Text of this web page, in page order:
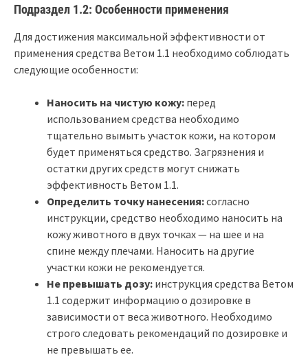
Подраздел 1.2: Особенности применения
Для достижения максимальной эффективности от
применения средства Ветом 1.1 необходимо соблюдать
следующие особенности:
Наносить на чистую кожу: перед
использованием средства необходимо
тщательно вымыть участок кожи, на котором
будет применяться средство. Загрязнения и
остатки других средств могут снижать
эффективность Ветом 1.1.
Определить точку нанесения:согласно
инструкции, средство необходимо наносить на
кожу животного в двух точках — на шее и на
спине между плечами. Наносить на другие
участки кожи не рекомендуется.
Не превышать дозу: инструкция средства Ветом
1.1 содержит информацию о дозировке в
зависимости от веса животного. Необходимо
строго следовать рекомендаций по дозировке и
не превышать ее.